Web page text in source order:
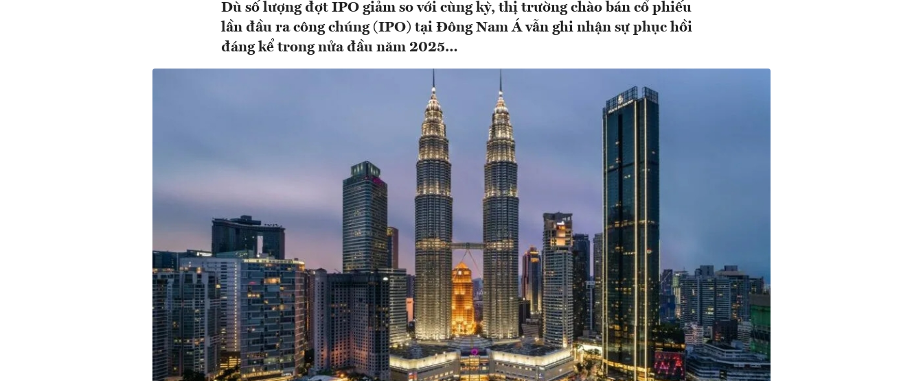
Dù số lượng đợt IPO giảm so với cùng kỳ, thị trường chào bán cổ phiếu
lần đầu ra công chúng (IPO) tại Đông Nam Á vẫn ghi nhận sự phục hồi
đáng kể trong nửa đầu năm 2025…